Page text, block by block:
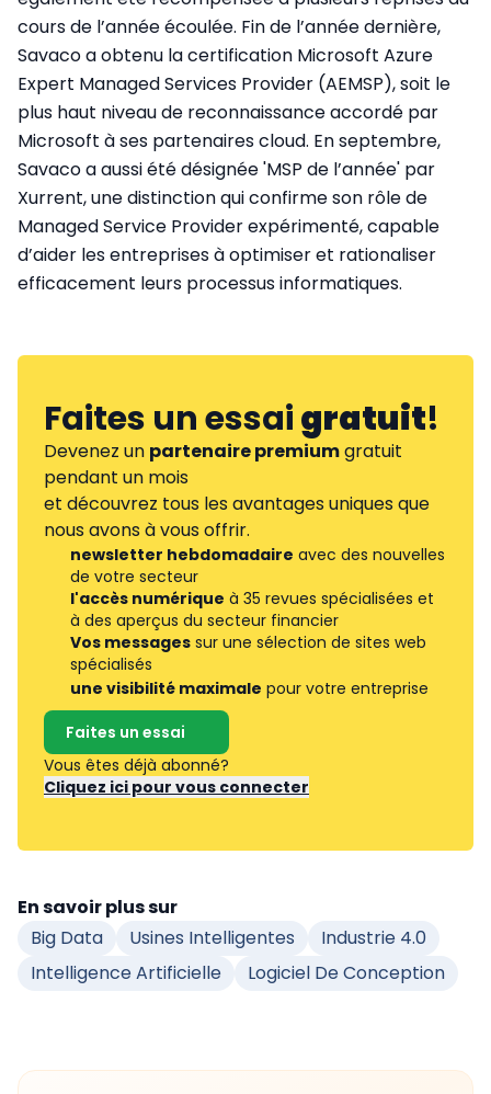
cours de l’année écoulée. Fin de l’année dernière,
Savaco a obtenu la certification Microsoft Azure
Expert Managed Services Provider (AEMSP), soit le
plus haut niveau de reconnaissance accordé par
Microsoft à ses partenaires cloud. En septembre,
Savaco a aussi été désignée 'MSP de l’année' par
Xurrent, une distinction qui confirme son rôle de
Managed Service Provider expérimenté, capable
d’aider les entreprises à optimiser et rationaliser
efficacement leurs processus informatiques.
Faites un essaigratuit!
Devenez un partenaire premiumgratuit
pendant un mois
et découvrez tous les avantages uniques que
nous avons à vous offrir.
newsletter hebdomadaire avec des nouvelles
de votre secteur
l'accès numérique à 35 revues spécialisées et
à des aperçus du secteur financier
Vos messages sur une sélection de sites web
spécialisés
une visibilité maximale pour votre entreprise
Faites un essai
Vous êtes déjà abonné?
Cliquez ici pour vous connecter
En savoir plus sur
Big Data
Usines Intelligentes
Industrie 4.0
Intelligence Artificielle
Logiciel De Conception